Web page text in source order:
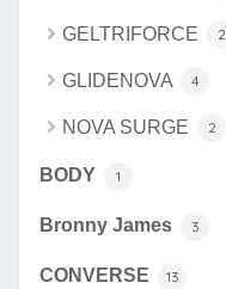
GELTRIFORCE 2
GLIDENOVA 4
NOVA SURGE 2
BODY 1
Bronny James 3
CONVERSE 13